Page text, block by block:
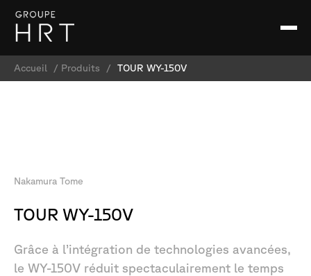
Accueil / Produits / TOUR WY-150V
Nakamura Tome
TOUR WY-150V
Grâce à l’intégration de technologies avancées,
le WY-150V réduit spectaculairement le temps